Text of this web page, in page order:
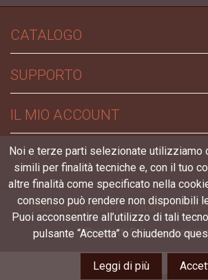
CATALOGO
SUPPORTO
IL MIO ACCOUNT
CONTATTI
Informativa privacy Informativa
Preziotti Srl -P.iva
Noi e terze parti selezionate utilizziamo
simili per finalità tecniche e, con il tuo
altre finalità come specificato nella
consenso può rendere non disponibili
Puoi acconsentire all’utilizzo di tali
pulsante “Accetta” o chiudendo
Leggi di più